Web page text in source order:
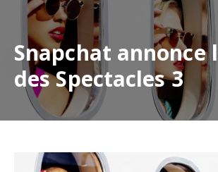
Snapchat annonce
des Spectacles 3